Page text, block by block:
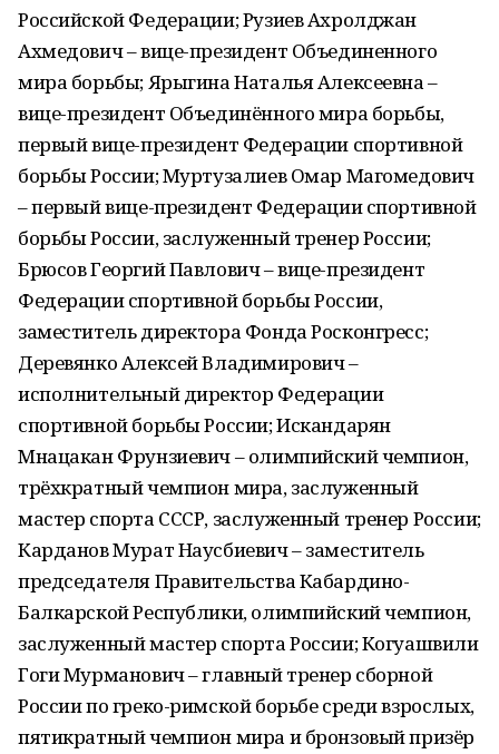
Российской Федерации; Рузиев Ахролджан
Ахмедович – вице-президент Объединенного
мира борьбы; Ярыгина Наталья Алексеевна –
вице-президент Объединённого мира борьбы,
первый вице-президент Федерации спортивной
борьбы России; Муртузалиев Омар Магомедович
– первый вице-президент Федерации спортивной
борьбы России, заслуженный тренер России;
Брюсов Георгий Павлович – вице-президент
Федерации спортивной борьбы России,
заместитель директора Фонда Росконгресс;
Деревянко Алексей Владимирович –
исполнительный директор Федерации
спортивной борьбы России; Искандарян
Мнацакан Фрунзиевич – олимпийский чемпион,
трёхкратный чемпион мира, заслуженный
мастер спорта СССР, заслуженный тренер России;
Карданов Мурат Наусбиевич – заместитель
председателя Правительства Кабардино-
Балкарской Республики, олимпийский чемпион,
заслуженный мастер спорта России; Когуашвили
Гоги Мурманович – главный тренер сборной
России по греко-римской борьбе среди взрослых,
пятикратный чемпион мира и бронзовый призёр